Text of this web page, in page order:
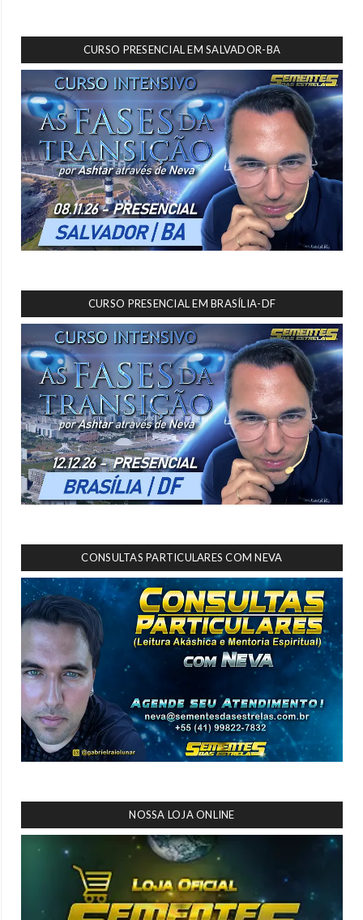
CURSO PRESENCIAL EM SALVADOR-BA
CURSO PRESENCIAL EM BRASÍLIA-DF
CONSULTAS PARTICULARES COM NEVA
NOSSA LOJA ONLINE